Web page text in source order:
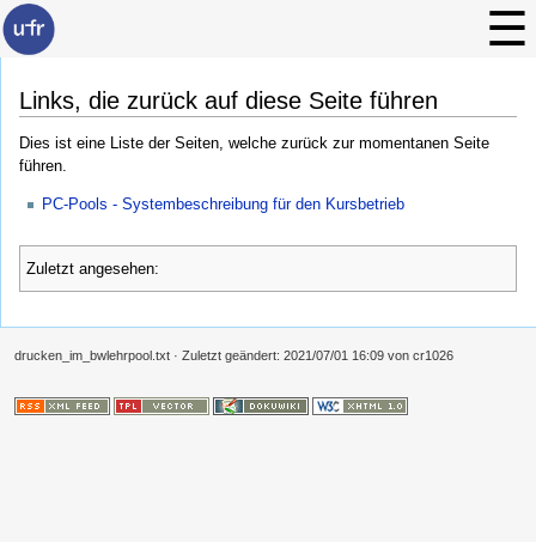
Links, die zurück auf diese Seite führen
Dies ist eine Liste der Seiten, welche zurück zur momentanen Seite
führen.
PC-Pools - Systembeschreibung für den Kursbetrieb
Zuletzt angesehen:
drucken_im_bwlehrpool.txt · Zuletzt geändert: 2021/07/01 16:09 von cr1026